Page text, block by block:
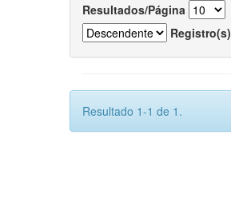
Resultados/Página
Registro(s)
Resultado 1-1 de 1.